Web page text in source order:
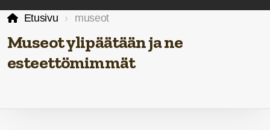
Etusivu museot
Museot ylipäätään ja ne
esteettömimmät